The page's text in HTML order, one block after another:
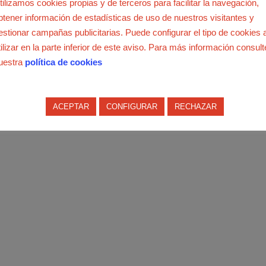
del Pueblo.
fundación en 2013, está compuesta por 247 organizaciones,
y ciudadanos y ciudadanas en general, que reivindican una
para que ningún gobierno, actual o futuro, pueda tocar,
Público de Pensiones, y para que se recoja como
real de las pensiones, y por tanto, la imposibilidad de que
de impuestos, copagos, aumento de las tarifas de los
cookies propias y de terceros para facilitar la navegación,
información de estadísticas de uso de nuestros visitantes y
campañas publicitarias. Puede configurar el tipo de cookies
en la parte inferior de este aviso. Para más información
política de cookies
ACEPTAR CONFIGURAR RECHAZAR